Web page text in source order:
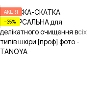
АКЦІЯ
−35%